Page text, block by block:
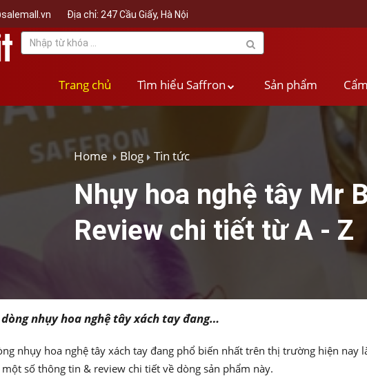
Địa chỉ: 247 Cầu Giấy, Hà Nội
Trang chủ Tìm hiểu Saffron Sản phẩm
Home Blog Tin tức
Nhụy hoa nghệ tây Mr
Review chi tiết từ A - Z
nhụy hoa nghệ tây xách tay đang…
nhụy hoa nghệ tây xách tay đang phổ biến nhất trên thị trường hiện
một số thông tin & review chi tiết về dòng sản phẩm này.